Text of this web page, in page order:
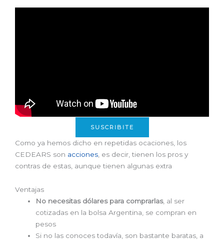
SUSCRIBITE
Como ya hemos dicho en repetidas ocaciones, los
CEDEARS son acciones , es decir, tienen los pros y
contras de estas, aunque tienen algunas extra
Ventajas
No necesitas dólares para comprarlas, al ser
cotizadas en la bolsa Argentina, se compran en
pesos
Si no las conoces todavía, son bastante baratas, a